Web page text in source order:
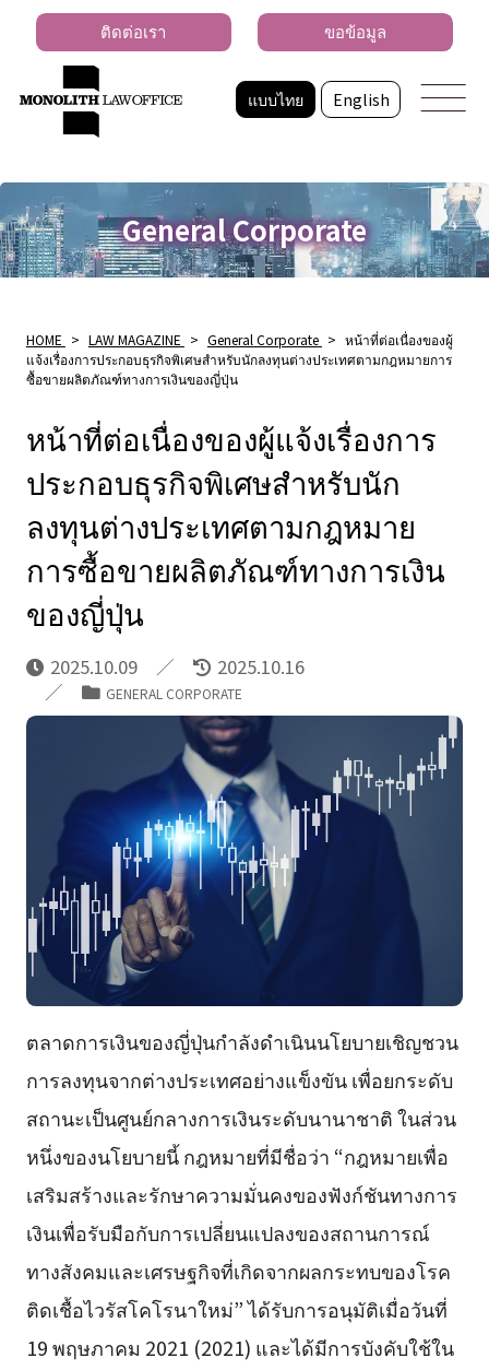
แบบไทย English
ติดต่อเรา ขอข้อมูล
General Corporate
HOME > LAW MAGAZINE > General Corporate > หน้าที่ต่อเนื่องของผู้
แจ้งเรื่องการประกอบธุรกิจพิเศษสําหรับนักลงทุนต่างประเทศตามกฎหมายการ
ซื้อขายผลิตภัณฑ์ทางการเงินของญี่ปุ่น
หน้าที่ต่อเนื่องของผู้แจ้งเรื่องการ
ประกอบธุรกิจพิเศษสําหรับนัก
ลงทุนต่างประเทศตามกฎหมาย
การซื้อขายผลิตภัณฑ์ทางการเงิน
ของญี่ปุ่น
2025.10.09 2025.10.16
GENERAL CORPORATE
ตลาดการเงินของญี่ปุ่นกำลังดำเนินนโยบายเชิญชวน
การลงทุนจากต่างประเทศอย่างแข็งขัน เพื่อยกระดับ
สถานะเป็นศูนย์กลางการเงินระดับนานาชาติ ในส่วน
หนึ่งของนโยบายนี้ กฎหมายที่มีชื่อว่า “กฎหมายเพื่อ
เสริมสร้างและรักษาความมั่นคงของฟังก์ชันทางการ
เงินเพื่อรับมือกับการเปลี่ยนแปลงของสถานการณ์
ทางสังคมและเศรษฐกิจที่เกิดจากผลกระทบของโรค
ติดเชื้อไวรัสโคโรนาใหม่” ได้รับการอนุมัติเมื่อวันที่
19 พฤษภาคม 2021 (2021) และได้มีการบังคับใช้ใน